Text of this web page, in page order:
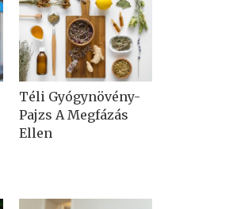
Téli Gyógynövény-
Pajzs A Megfázás
Ellen